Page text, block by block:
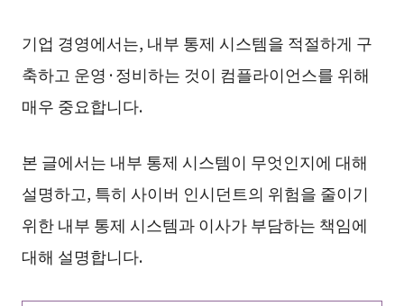
기업 경영에서는, 내부 통제 시스템을 적절하게 구
축하고 운영·정비하는 것이 컴플라이언스를 위해
매우 중요합니다.
본 글에서는 내부 통제 시스템이 무엇인지에 대해
설명하고, 특히 사이버 인시던트의 위험을 줄이기
위한 내부 통제 시스템과 이사가 부담하는 책임에
대해 설명합니다.